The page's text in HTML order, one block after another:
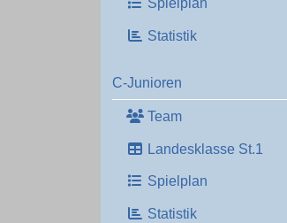
Spielplan
Statistik
C-Junioren
Team
Landesklasse St.1
Spielplan
Statistik